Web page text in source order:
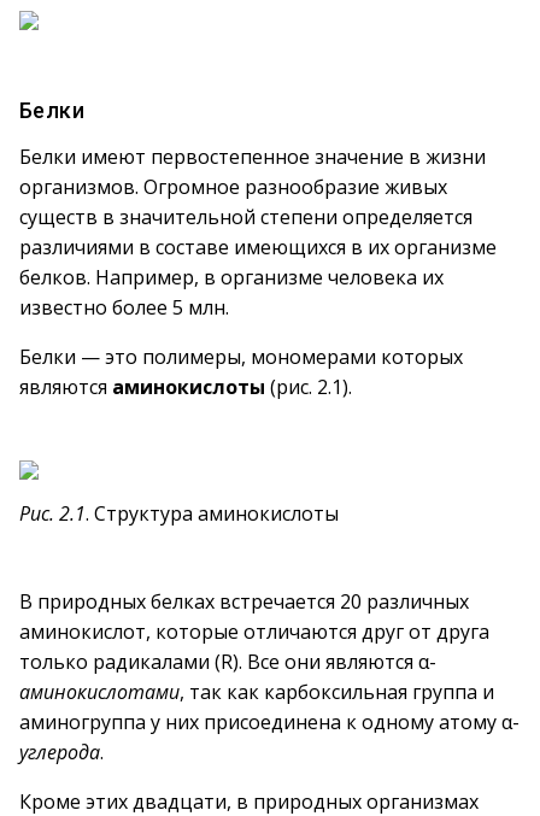
Белки
Белки имеют первостепенное значение в жизни
организмов. Огромное разнообразие живых
существ в значительной степени определяется
различиями в составе имеющихся в их организме
белков. Например, в организме человека их
известно более 5 млн.
Белки — это полимеры, мономерами которых
являются аминокислоты (рис. 2.1).
Рис. 2.1. Структура аминокислоты
В природных белках встречается 20 различных
аминокислот, которые отличаются друг от друга
только радикалами (R). Все они являются α-
аминокислотами, так как карбоксильная группа и
аминогруппа у них присоединена к одному атому α-
углерода.
Кроме этих двадцати, в природных организмах